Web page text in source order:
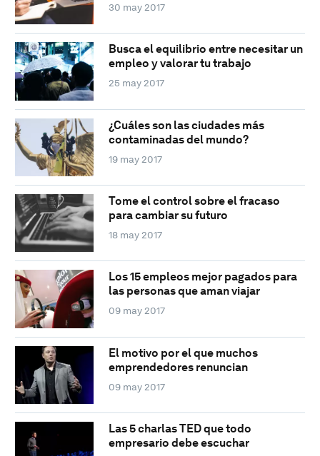
30 may 2017
Busca el equilibrio entre necesitar un
empleo y valorar tu trabajo
25 may 2017
¿Cuáles son las ciudades más
contaminadas del mundo?
19 may 2017
Tome el control sobre el fracaso
para cambiar su futuro
18 may 2017
Los 15 empleos mejor pagados para
las personas que aman viajar
09 may 2017
El motivo por el que muchos
emprendedores renuncian
09 may 2017
Las 5 charlas TED que todo
empresario debe escuchar